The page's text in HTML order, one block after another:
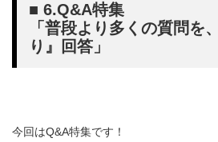
■ 6.Q&A特集
「普段より多くの質問を
り』回答」
今回はQ&A特集です！